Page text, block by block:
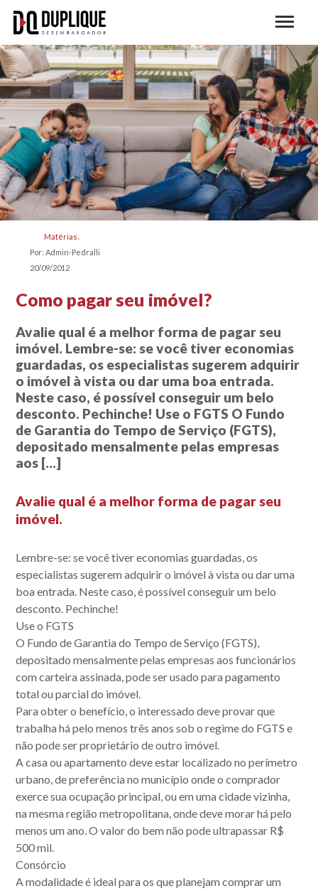
Acompanhe nossas
publicações.
Matérias
Por: Admin-Pedralli
20/09/2012
Como pagar seu imóvel?
Avalie qual é a melhor forma de pagar seu
imóvel. Lembre-se: se você tiver economias
guardadas, os especialistas sugerem adquirir
o imóvel à vista ou dar uma boa entrada.
Neste caso, é possível conseguir um belo
desconto. Pechinche! Use o FGTS O Fundo
de Garantia do Tempo de Serviço (FGTS),
depositado mensalmente pelas empresas
aos […]
Avalie qual é a melhor forma de pagar seu
imóvel.
Lembre-se: se você tiver economias guardadas, os
especialistas sugerem adquirir o imóvel à vista ou dar uma
boa entrada. Neste caso, é possível conseguir um belo
desconto. Pechinche!
Use o FGTS
O Fundo de Garantia do Tempo de Serviço (FGTS),
depositado mensalmente pelas empresas aos funcionários
com carteira assinada, pode ser usado para pagamento
total ou parcial do imóvel.
Para obter o benefício, o interessado deve provar que
trabalha há pelo menos três anos sob o regime do FGTS e
não pode ser proprietário de outro imóvel.
A casa ou apartamento deve estar localizado no perímetro
urbano, de preferência no município onde o comprador
exerce sua ocupação principal, ou em uma cidade vizinha,
na mesma região metropolitana, onde deve morar há pelo
menos um ano. O valor do bem não pode ultrapassar R$
500 mil.
Consórcio
A modalidade é ideal para os que planejam comprar um